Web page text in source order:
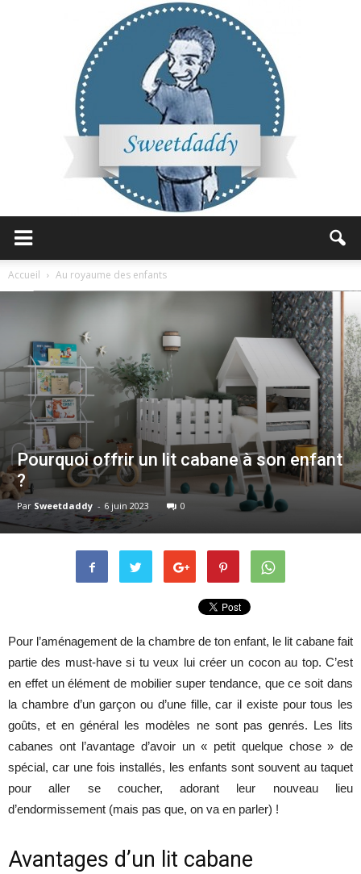
Accueil Au royaume des enfants
Pourquoi offrir un lit cabane à son enfant
?
Par Sweetdaddy - 6 juin 2023 0
Pour l’aménagement de la chambre de ton enfant, le lit cabane fait
partie des must-have si tu veux lui créer un cocon au top. C’est
en effet un élément de mobilier super tendance, que ce soit dans
la chambre d’un garçon ou d’une fille, car il existe pour tous les
goûts, et en général les modèles ne sont pas genrés. Les lits
cabanes ont l’avantage d’avoir un « petit quelque chose » de
spécial, car une fois installés, les enfants sont souvent au taquet
pour aller se coucher, adorant leur nouveau lieu
d’endormissement (mais pas que, on va en parler) !
Avantages d’un lit cabane